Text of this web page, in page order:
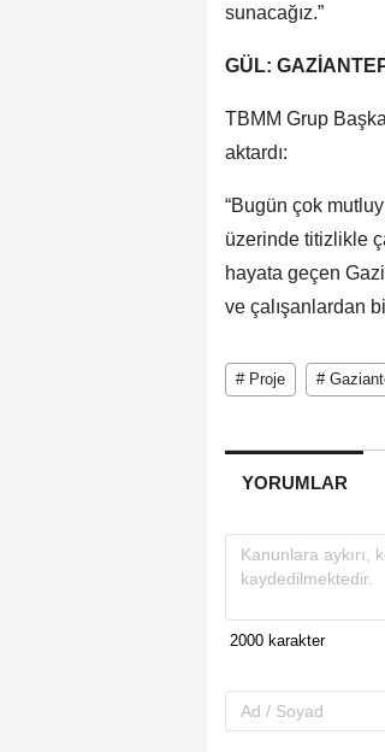
sunacağız.”
GÜL:
TBMM Grup
aktardı:
“Bugün çok
üzerinde titizlikle
hayata geçen
ve çalışanlardan
# Proje #
YORUMLAR